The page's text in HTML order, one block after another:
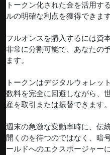
トークン化された金を活用す
ルの明確な利点を獲得できま
フルオンスを購入するには資
非常に分割可能で、あなたの
ます。
トークンはデジタルウォレッ
数料を完全に回避しながら、
産を取引または振替できます。
週末の急激な変動率時に、伝
開くのを待つのではなく、暗
ールドへのエクスポージャー